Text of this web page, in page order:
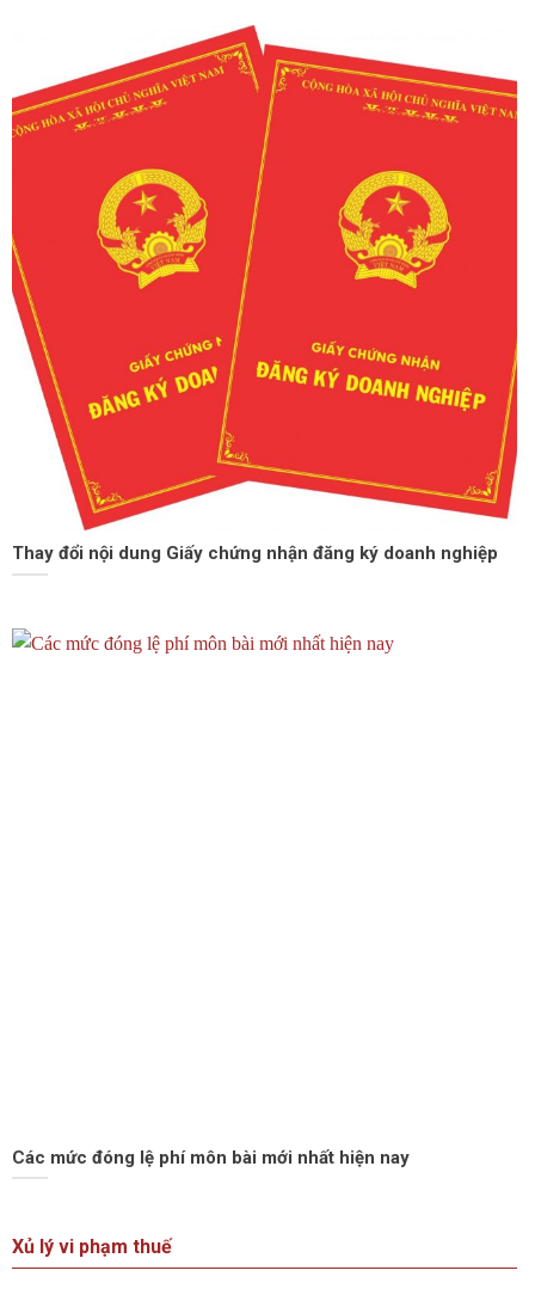
Thay đổi nội dung Giấy chứng nhận đăng ký doanh nghiệp
Các mức đóng lệ phí môn bài mới nhất hiện nay
Xủ lý vi phạm thuế